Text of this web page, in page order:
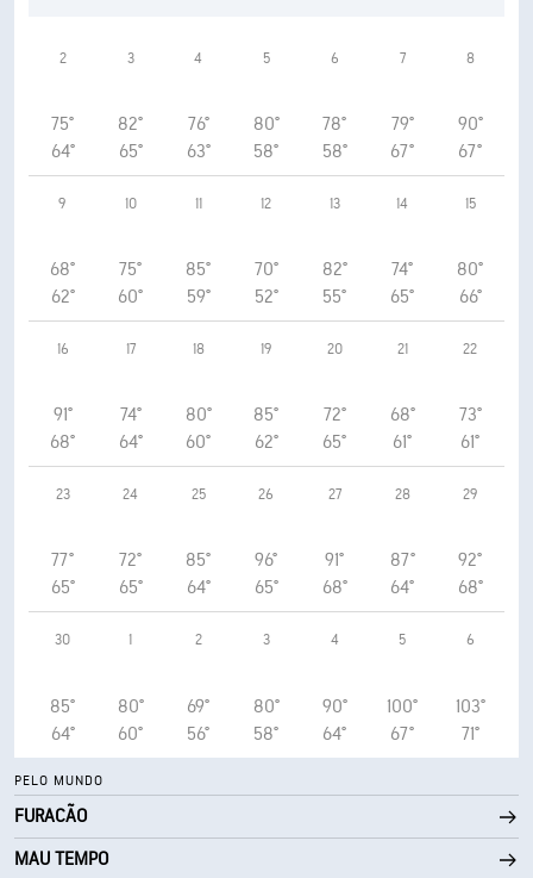
2
75°
64°
3
82°
65°
4
76°
63°
5
80°
58°
6
78°
58°
7
79°
67°
8
90°
67°
9
68°
62°
10
75°
60°
11
85°
59°
12
70°
52°
13
82°
55°
14
74°
65°
15
80°
66°
16
91°
68°
17
74°
64°
18
80°
60°
19
85°
62°
20
72°
65°
21
68°
61°
22
73°
61°
23
77°
65°
24
72°
65°
25
85°
64°
26
96°
65°
27
91°
68°
28
87°
64°
29
92°
68°
30
85°
64°
1
80°
60°
2
69°
56°
3
80°
58°
4
90°
64°
5
100°
67°
6
103°
71°
PELO MUNDO
FURACÃO
MAU TEMPO